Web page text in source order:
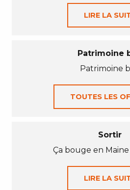
LIRE LA
Patrimoine
Patrimoine
TOUTES LES
Sortir
Ça bouge en Maine
LIRE LA